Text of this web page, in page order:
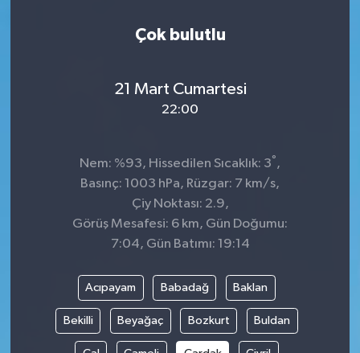
Çok bulutlu
21 Mart Cumartesi
22:00
Nem: %93, Hissedilen Sıcaklık: 3°,
Basınç: 1003 hPa, Rüzgar: 7 km/s,
Çiy Noktası: 2.9,
Görüş Mesafesi: 6 km, Gün Doğumu:
7:04, Gün Batımı: 19:14
Acıpayam Babadağ Baklan
Bekilli Beyağaç Bozkurt Buldan